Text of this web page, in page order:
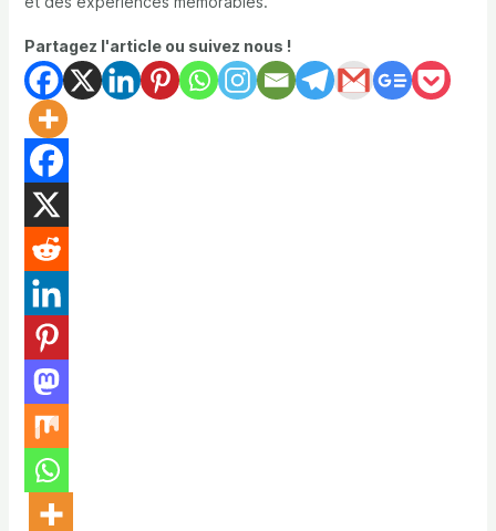
Partagez l'article ou suivez nous !